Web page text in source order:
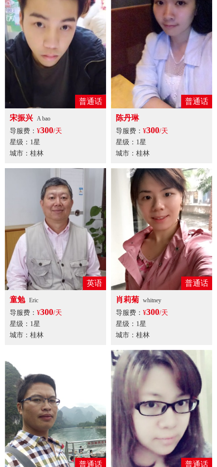
普通话
宋振兴 A bao
导服费： ¥300/天
星级：1星
城市：桂林
普通话
陈丹琳
导服费： ¥300/天
星级：1星
城市：桂林
英语
童勉 Eric
导服费： ¥300/天
星级：1星
城市：桂林
普通话
肖莉菊 whitney
导服费： ¥300/天
星级：1星
城市：桂林
普通话 普通话